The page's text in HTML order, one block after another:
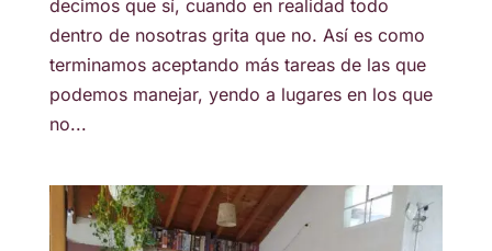
decimos que sí, cuando en realidad todo
dentro de nosotras grita que no. Así es como
terminamos aceptando más tareas de las que
podemos manejar, yendo a lugares en los que
no...